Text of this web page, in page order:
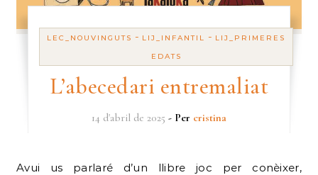
LEC_NOUVINGUTS - LIJ_INFANTIL - LIJ_PRIMERES
EDATS
L’abecedari entremaliat
14 d'abril de 2025 - Per cristina
Avui us parlaré d’un llibre joc per conèixer,